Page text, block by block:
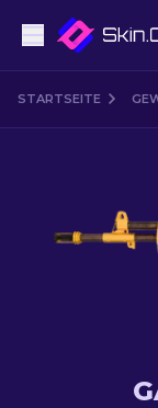
Pistolen
STARTSEITE